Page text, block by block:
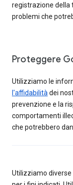
registrazione della
problemi che
Proteggere
Utilizziamo le
l'affidabilità dei
prevenzione e la
comportamenti
che potrebbero
Utilizziamo